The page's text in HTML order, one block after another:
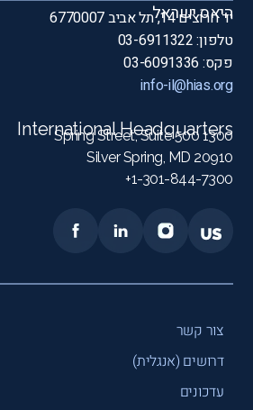
היאס ישראל
יד חרוצים 14, תל אביב 6770007
טלפון: 03-6911322
פקס: 03-6091336
info-il@hias.org
International Headquarters
1300 Spring Street, Suite 500
Silver Spring, MD 20910
1-301-844-7300+
צור קשר
דרושים (אנגלית)
עדכונים